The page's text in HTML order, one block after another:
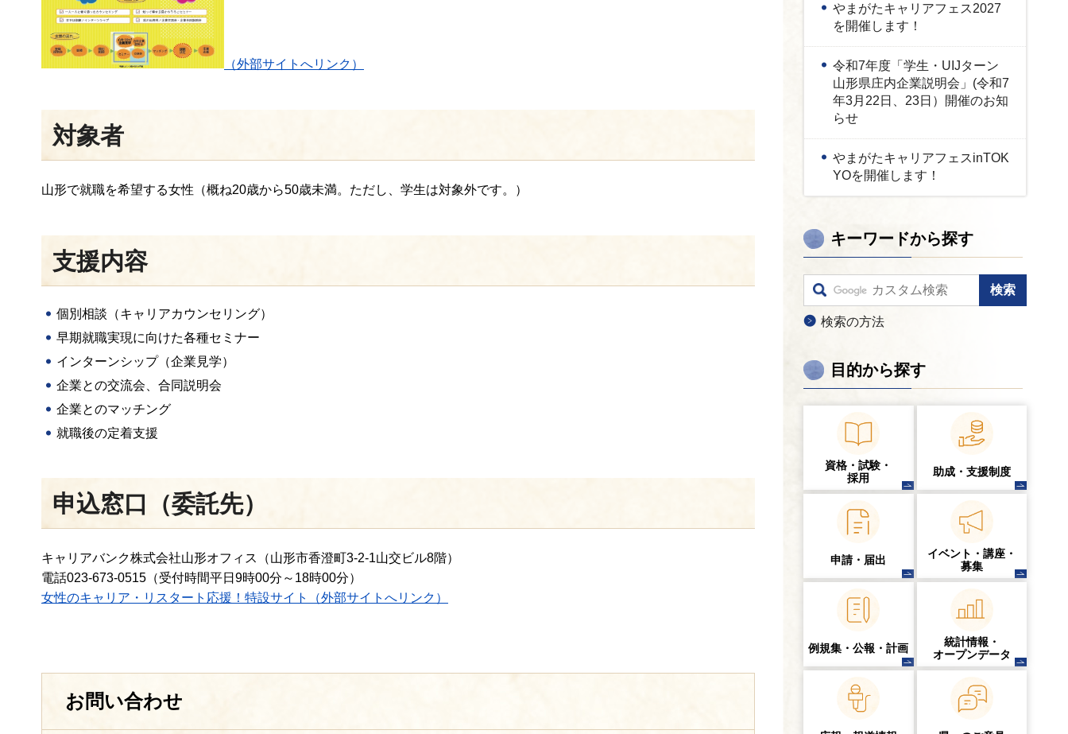
（外部サイトへリンク）
対象者
山形で就職を希望する女性（概ね20歳から50歳未満。ただし、学生は対象外です。）
支援内容
個別相談（キャリアカウンセリング）
早期就職実現に向けた各種セミナー
インターンシップ（企業見学）
企業との交流会、合同説明会
企業とのマッチング
就職後の定着支援
申込窓口（委託先）
キャリアバンク株式会社山形オフィス（山形市香澄町3-2-1山交ビル8階）
電話023-673-0515（受付時間平日9時00分～18時00分）
女性のキャリア・リスタート応援！特設サイト（外部サイトへリンク）
お問い合わせ
やまがたキャリアフェス2027
を開催します！
令和7年度「学生・UIJターン
山形県庄内企業説明会」(令和7
年3月22日、23日）開催のお知
らせ
やまがたキャリアフェスinTOK
YOを開催します！
キーワードから探す
検索の方法
目的から探す
資格・試験・
採用
助成・支援制度
申請・届出
イベント・講座・
募集
例規集・公報・計画
統計情報・
オープンデータ